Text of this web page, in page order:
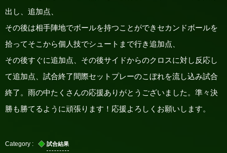
出し、追加点、
その後は相手陣地でボールを持つことができセカンドボールを
拾ってそこから個人技でシュートまで行き追加点、
その後すぐに追加点、その後サイドからのクロスに対し反応し
て追加点、試合終了間際セットプレーのこぼれを流し込み試合
終了。雨の中たくさんの応援ありがとうございました。準々決
勝も勝てるように頑張ります！応援よろしくお願いします。
試合結果